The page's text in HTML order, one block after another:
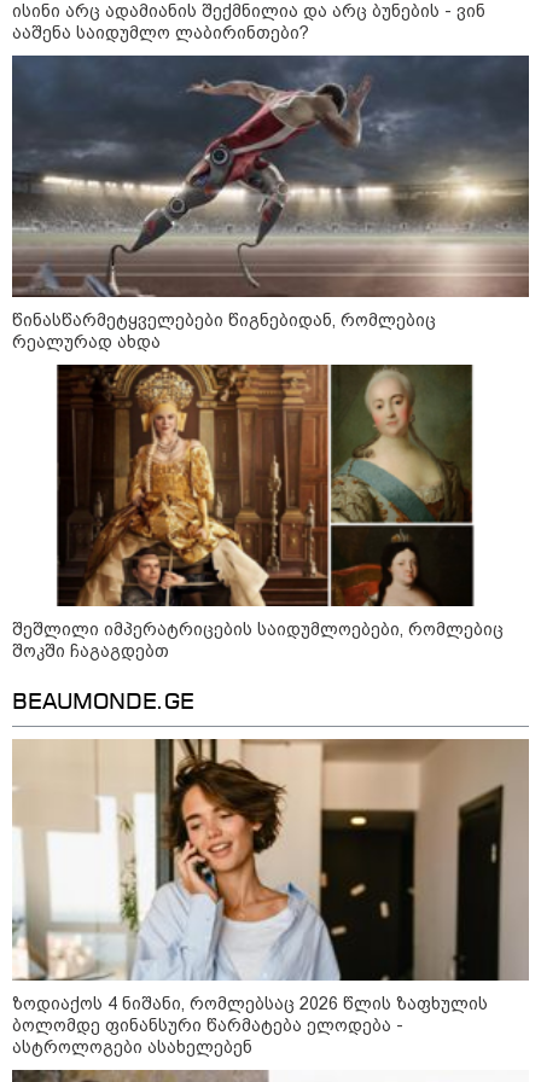
აგვისტო აგარაკზე: ეს 5 საქმე
უნდა მოასწროთ შემოდგომის
დადგომამდე
ხელში აღმოჩნდება: ვინ
როგორ ჩავიცვათ 40 წლის
შემდეგ: მილიონერების
სტილისტის 8 ოქროს წესი და
აუცილებელი სამოსი
მსოფლიო
ისინი არც ადამიანის შექმნილია და არც ბუნების - ვინ
ააშენა საიდუმლო ლაბირინთები?
წინასწარმეტყველებები წიგნებიდან, რომლებიც
რეალურად ახდა
შეშლილი იმპერატრიცების საიდუმლოებები, რომლებიც
შოკში ჩაგაგდებთ
BEAUMONDE.GE
ზოდიაქოს 4 ნიშანი, რომლებსაც 2026 წლის ზაფხულის
ბოლომდე ფინანსური წარმატება ელოდება -
ასტროლოგები ასახელებენ